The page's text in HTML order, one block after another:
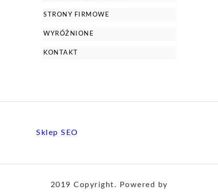
STRONY FIRMOWE
WYRÓŻNIONE
KONTAKT
Sklep SEO
2019 Copyright. Powered by